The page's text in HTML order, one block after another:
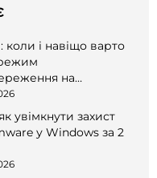
коли і навіщо варто
на
увімкнути захист
у Windows за 2